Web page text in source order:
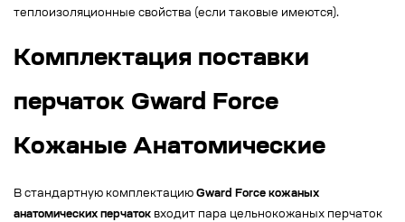
теплоизоляционные свойства (если таковые имеются).
Комплектация поставки
перчаток Gward Force
Кожаные Анатомические
В стандартную комплектацию Gward Force кожаных
анатомических перчаток входит пара цельнокожаных перчаток